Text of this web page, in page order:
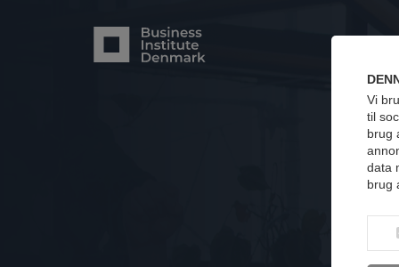
Vi
til
brug
data
brug